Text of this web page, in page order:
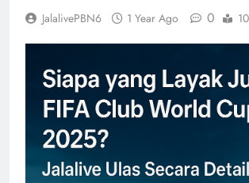
JalalivePBN6 1 Year Ago 0